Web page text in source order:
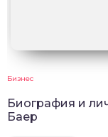
Бизнес
Биография и
Баер